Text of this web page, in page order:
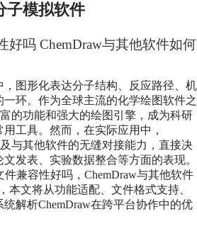
子模拟软件
好吗 ChemDraw与其他软件如何
图形化表达分子结构、反应路径、机
环。作为全球主流的化学绘图软件之
的功能和强大的绘图引擎，成为科研
工具。然而，在实际应用中，
与其他软件的无缝对接能力，直接决
发表、实验数据整合等方面的表现。
件兼容性好吗，ChemDraw与其他软件
本文将从功能适配、文件格式支持、
解析ChemDraw在跨平台协作中的优